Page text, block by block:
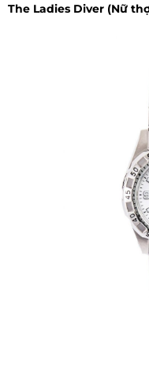
The Ladies Diver (Nữ